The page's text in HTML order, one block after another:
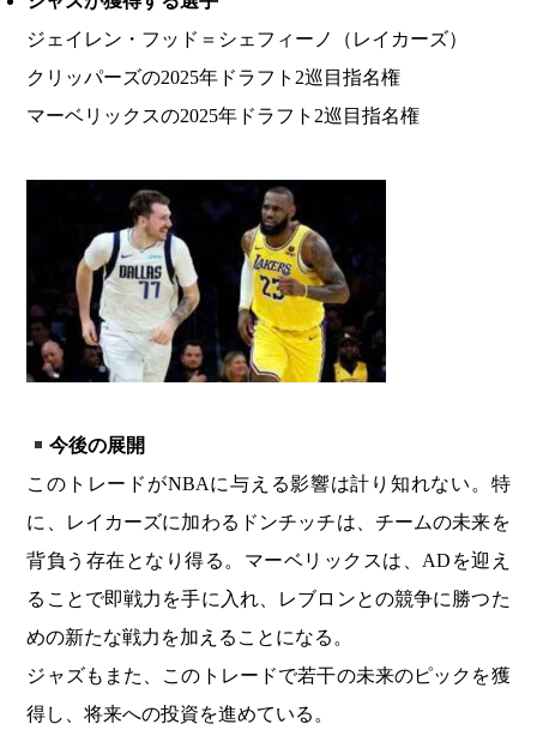
ジェイレン・フッド＝シェフィーノ（レイカーズ）
クリッパーズの2025年ドラフト2巡目指名権
マーベリックスの2025年ドラフト2巡目指名権
今後の展開
このトレードがNBAに与える影響は計り知れない。特
に、レイカーズに加わるドンチッチは、チームの未来を
背負う存在となり得る。マーベリックスは、ADを迎え
ることで即戦力を手に入れ、レブロンとの競争に勝つた
めの新たな戦力を加えることになる。
ジャズもまた、このトレードで若干の未来のピックを獲
得し、将来への投資を進めている。